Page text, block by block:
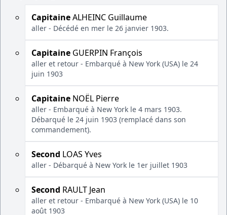
CapitaineALHEINC Guillaume
aller - Décédé en mer le 26 janvier 1903.
Capitaine GUERPIN François
aller et retour - Embarqué à New York (USA) le 24
juin 1903
Capitaine NOËL Pierre
aller - Embarqué à New York le 4 mars 1903.
Débarqué le 24 juin 1903 (remplacé dans son
commandement).
Second LOAS Yves
aller - Débarqué à New York le 1er juillet 1903
Second RAULT Jean
aller et retour - Embarqué à New York (USA) le 10
août 1903